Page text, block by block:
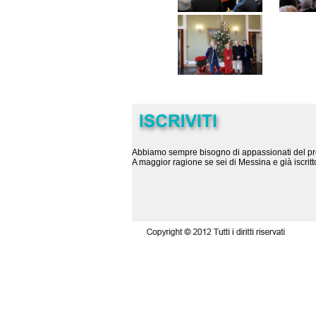
Abbiamo sempre bisogno di appassionati del
A maggior ragione se sei di Messina e già